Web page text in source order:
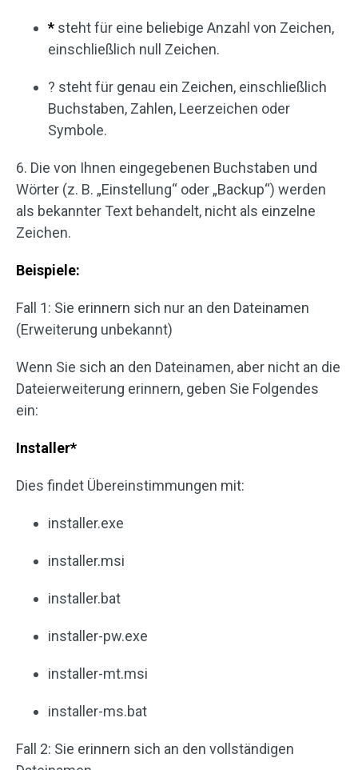
* steht für eine beliebige Anzahl von Zeichen,
einschließlich null Zeichen.
? steht für genau ein Zeichen, einschließlich
Buchstaben, Zahlen, Leerzeichen oder
Symbole.
6. Die von Ihnen eingegebenen Buchstaben und
Wörter (z. B. „Einstellung“ oder „Backup“) werden
als bekannter Text behandelt, nicht als einzelne
Zeichen.
Beispiele:
Fall 1: Sie erinnern sich nur an den Dateinamen
(Erweiterung unbekannt)
Wenn Sie sich an den Dateinamen, aber nicht an die
Dateierweiterung erinnern, geben Sie Folgendes
ein:
Installer*
Dies findet Übereinstimmungen mit:
installer.exe
installer.msi
installer.bat
installer-pw.exe
installer-mt.msi
installer-ms.bat
Fall 2: Sie erinnern sich an den vollständigen